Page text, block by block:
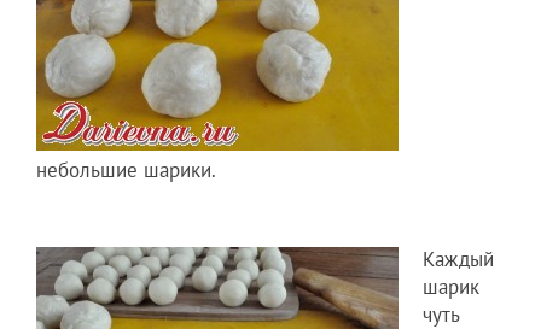
небольшие шарики.
Каждый
шарик
чуть